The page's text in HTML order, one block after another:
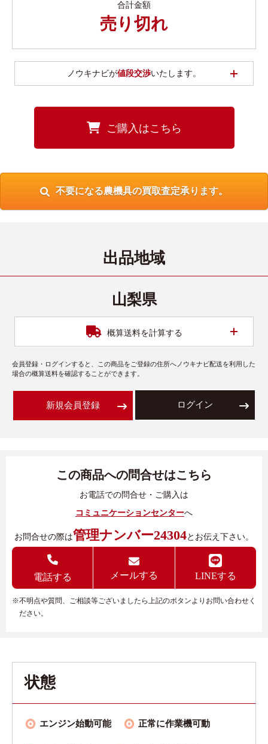
合計金額
売り切れ
ノウキナビが値段交渉いたします。
ご購入はこちら
不要になる農機具の買取査定承ります。
出品地域
山梨県
概算送料を計算する
会員登録・ログインすると、この商品をご登録の住所へノウキナビ配送を利用した
場合の概算送料を確認することができます。
新規会員登録 ログイン
この商品への問合せはこちら
お電話での問合せ・ご購入は
コミュニケーションセンターへ
お問合せの際は管理ナンバー24304とお伝え下さい。
電話する メールする LINEする
※不明点や質問、ご相談等ございましたら上記のボタンよりお問い合わせく
ださい。
状態
エンジン始動可能 正常に作業機可動